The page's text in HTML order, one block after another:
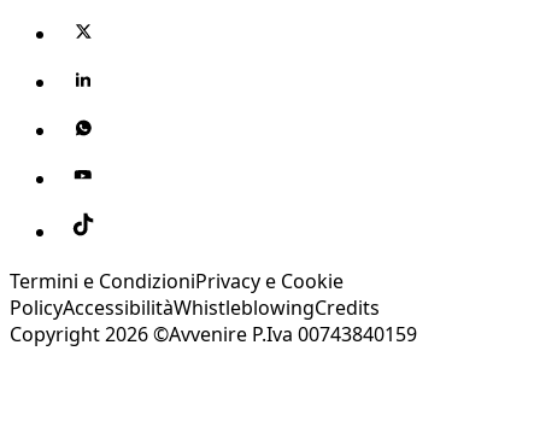
Termini e CondizioniPrivacy e Cookie
PolicyAccessibilitàWhistleblowingCredits
Copyright 2026 ©Avvenire P.Iva 00743840159